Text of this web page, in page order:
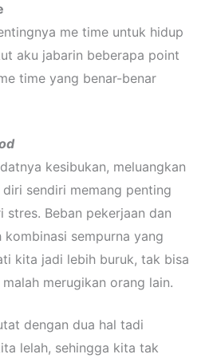
me time untuk hidup
aku jabarin beberapa point
time yang benar-benar
kesibukan, meluangkan
sendiri memang penting
stres. Beban pekerjaan dan
sempurna yang
kita jadi lebih buruk, tak bisa
merugikan orang lain.
dengan dua hal tadi
lelah, sehingga kita tak